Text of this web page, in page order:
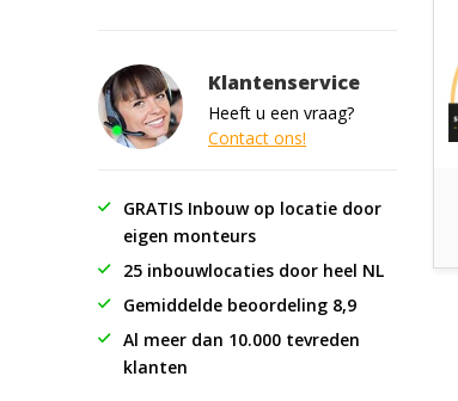
Klantenservice
Heeft u een vraag?
Contact ons!
GRATIS Inbouw op locatie door
eigen monteurs
25 inbouwlocaties door heel NL
Gemiddelde beoordeling 8,9
Al meer dan 10.000 tevreden
klanten